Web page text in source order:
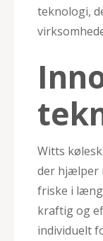
teknologi,
Witts
der hjælper
friske i
kraftig og
individuelt